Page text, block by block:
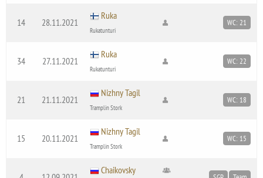
14 28.11.2021
Ruka
Rukatunturi
WC: 21
34 27.11.2021
Ruka
Rukatunturi
WC: 22
21 21.11.2021
Nizhny Tagil
Tramplin Stork
WC: 18
15 20.11.2021
Nizhny Tagil
Tramplin Stork
WC: 15
Chaikovsky